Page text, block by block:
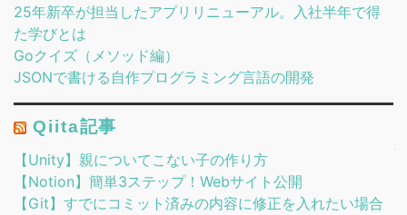
25年新卒が担当したアプリリニューアル。入社半年で得
た学びとは
Goクイズ（メソッド編）
JSONで書ける自作プログラミング言語の開発
Qiita記事
【Unity】親についてこない子の作り方
【Notion】簡単3ステップ！Webサイト公開
【Git】すでにコミット済みの内容に修正を入れたい場合